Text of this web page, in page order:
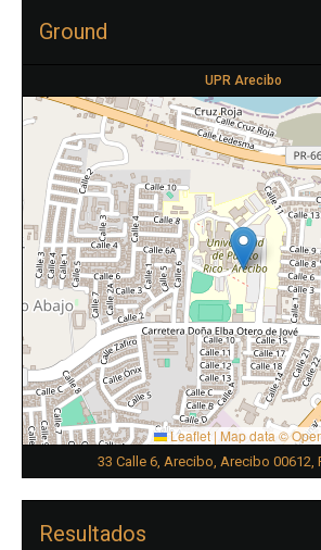
Ground
UPR Arecibo
Leaflet | Map data ©
33 Calle 6, Arecibo, Arecibo 00612,
Resultados